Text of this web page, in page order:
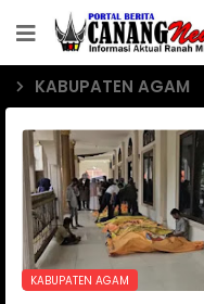
KABUPATEN AGAM
KABUPATEN AGAM